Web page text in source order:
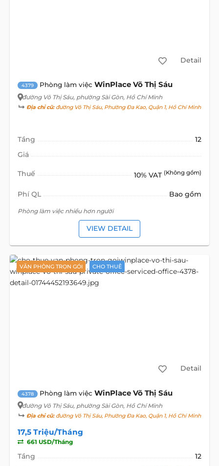
Detail
4379 Phòng làm việc WinPlace Võ Thị Sáu
đường Võ Thị Sáu, phường Sài Gòn, Hồ Chí Minh
Địa chỉ cũ:đường Võ Thị Sáu, Phường Đa Kao, Quận 1, Hồ Chí Minh
Tầng
12
Giá
Thuế 10% VAT (Không gồm)
Phí QL Bao gồm
Phòng làm việc nhiều hơn người
VIEW DETAIL
VĂN PHÒNG TRỌN GÓI CHO THUÊ
Detail
4378 Phòng làm việc WinPlace Võ Thị Sáu
đường Võ Thị Sáu, phường Sài Gòn, Hồ Chí Minh
Địa chỉ cũ:đường Võ Thị Sáu, Phường Đa Kao, Quận 1, Hồ Chí Minh
17,5 Triệu/Tháng
661 USD/Tháng
Tầng
12